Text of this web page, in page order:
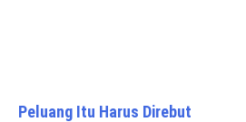
Peluang Itu Harus Direbut